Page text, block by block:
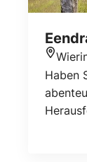
Haben